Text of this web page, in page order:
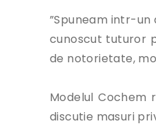
”Spuneam intr-
cunoscut tuturor
de notorietate,
Modelul
discutie masuri